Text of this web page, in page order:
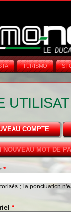
TURISMO
COMPTE
NOUVEAU MOT DE
*
; la ponctuation
*